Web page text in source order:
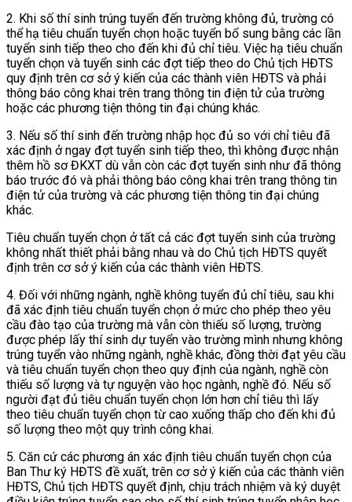
2. Khi số thí sinh trúng tuyển đến trường không đủ, trường có
thể hạ tiêu chuẩn tuyển chọn hoặc tuyển bổ sung bằng các lần
tuyển sinh tiếp theo cho đến khi đủ chỉ tiêu. Việc hạ tiêu chuẩn
tuyển chọn và tuyển sinh các đợt tiếp theo do Chủ tịch HĐTS
quy định trên cơ sở ý kiến của các thành viên HĐTS và phải
thông báo công khai trên trang thông tin điện tử của trường
hoặc các phương tiện thông tin đại chúng khác.
3. Nếu số thí sinh đến trường nhập học đủ so với chỉ tiêu đã
xác định ở ngay đợt tuyển sinh tiếp theo, thì không được nhận
thêm hồ sơ ĐKXT dù vẫn còn các đợt tuyển sinh như đã thông
báo trước đó và phải thông báo công khai trên trang thông tin
điện tử của trường và các phương tiện thông tin đại chúng
khác.
Tiêu chuẩn tuyển chọn ở tất cả các đợt tuyển sinh của trường
không nhất thiết phải bằng nhau và do Chủ tịch HĐTS quyết
định trên cơ sở ý kiến của các thành viên HĐTS.
4. Đối với những ngành, nghề không tuyển đủ chỉ tiêu, sau khi
đã xác định tiêu chuẩn tuyển chọn ở mức cho phép theo yêu
cầu đào tạo của trường mà vẫn còn thiếu số lượng, trường
được phép lấy thí sinh dự tuyển vào trường mình nhưng không
trúng tuyển vào những ngành, nghề khác, đồng thời đạt yêu cầu
và tiêu chuẩn tuyển chọn theo quy định của ngành, nghề còn
thiếu số lượng và tự nguyện vào học ngành, nghề đó. Nếu số
người đạt đủ tiêu chuẩn tuyển chọn lớn hơn chỉ tiêu thì lấy
theo tiêu chuẩn tuyển chọn từ cao xuống thấp cho đến khi đủ
số lượng theo một quy trình công khai.
5. Căn cứ các phương án xác định tiêu chuẩn tuyển chọn của
Ban Thư ký HĐTS đề xuất, trên cơ sở ý kiến của các thành viên
HĐTS, Chủ tịch HĐTS quyết định, chịu trách nhiệm và ký duyệt